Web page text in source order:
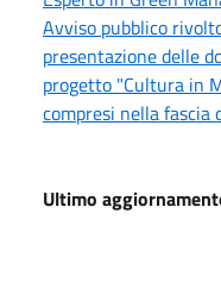
Avviso pubblico
presentazione delle
progetto "Cultura in
compresi nella
Ultimo